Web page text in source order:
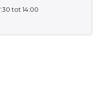
tot 14:00